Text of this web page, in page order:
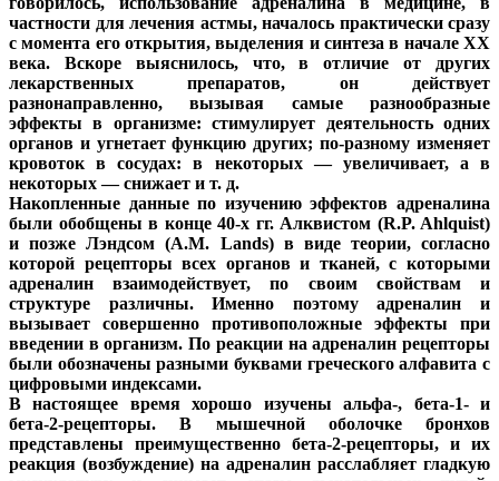
частности для лечения астмы, началось практически сразу
с момента его открытия, выделения и синтеза в начале ХХ
века. Вскоре выяснилось, что, в отличие от других
лекарственных препаратов, он действует
разнонаправленно, вызывая самые разнообразные
эффекты в организме: стимулирует деятельность одних
органов и угнетает функцию других; по-разному изменяет
кровоток в сосудах: в некоторых — увеличивает, а в
некоторых — снижает и т. д.
Накопленные данные по изучению эффектов адреналина
были обобщены в конце 40-х гг. Алквистом (R.P. Ahlquist)
и позже Лэндсом (A.M. Lands) в виде теории, согласно
которой рецепторы всех органов и тканей, с которыми
адреналин взаимодействует, по своим свойствам и
структуре различны. Именно поэтому адреналин и
вызывает совершенно противоположные эффекты при
введении в организм. По реакции на адреналин рецепторы
были обозначены разными буквами греческого алфавита с
цифровыми индексами.
В настоящее время хорошо изучены альфа-, бета-1- и
бета-2-рецепторы. В мышечной оболочке бронхов
представлены преимущественно бета-2-рецепторы, и их
реакция (возбуждение) на адреналин расслабляет гладкую